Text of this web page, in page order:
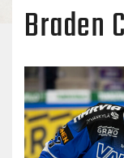
Braden